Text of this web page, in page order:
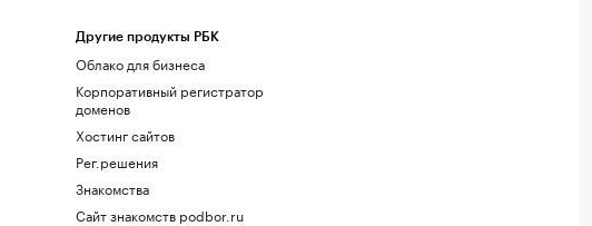
Другие продукты РБК
Облако для бизнеса
Корпоративный регистратор
доменов
Хостинг сайтов
Рег.решения
Знакомства
Сайт знакомств podbor.ru